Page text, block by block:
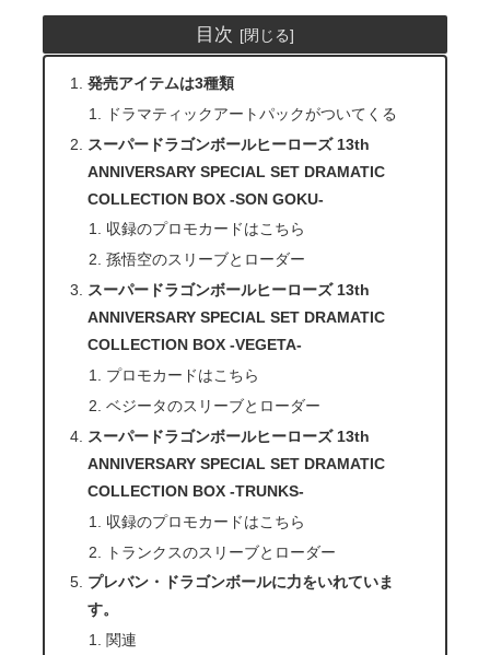
目次
発売アイテムは3種類
ドラマティックアートパックがついてくる
スーパードラゴンボールヒーローズ 13th
ANNIVERSARY SPECIAL SET DRAMATIC
COLLECTION BOX -SON GOKU-
収録のプロモカードはこちら
孫悟空のスリーブとローダー
スーパードラゴンボールヒーローズ 13th
ANNIVERSARY SPECIAL SET DRAMATIC
COLLECTION BOX -VEGETA-
プロモカードはこちら
ベジータのスリーブとローダー
スーパードラゴンボールヒーローズ 13th
ANNIVERSARY SPECIAL SET DRAMATIC
COLLECTION BOX -TRUNKS-
収録のプロモカードはこちら
トランクスのスリーブとローダー
プレバン・ドラゴンボールに力をいれていま
す。
関連